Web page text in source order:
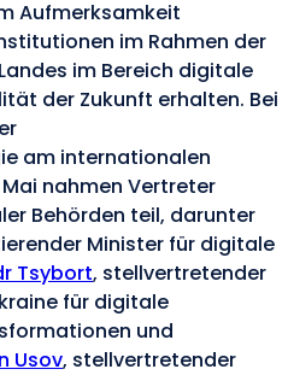
Aufmerksamkeit
im Rahmen der
im Bereich digitale
der Zukunft erhalten. Bei
am internationalen
nahmen Vertreter
Behörden teil, darunter
Minister für digitale
Tsybort, stellvertretender
für digitale
und
Usov, stellvertretender